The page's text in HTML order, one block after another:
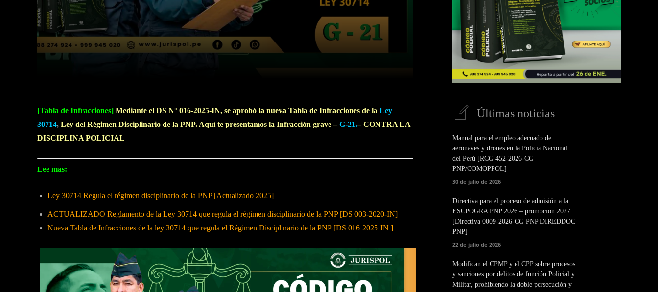
[Tabla de Infracciones] Mediante el DS N° 016-2025-IN, se aprobó la nueva Tabla de Infracciones de la Ley
30714, Ley del Régimen Disciplinario de la PNP. Aquí te presentamos la Infracción grave – G-21.– CONTRA LA
DISCIPLINA POLICIAL
Lee más:
Ley 30714 Regula el régimen disciplinario de la PNP [Actualizado 2025]
ACTUALIZADO Reglamento de la Ley 30714 que regula el régimen disciplinario de la PNP [DS 003-2020-IN]
Nueva Tabla de Infracciones de la ley 30714 que regula el Régimen Disciplinario de la PNP [DS 016-2025-IN ]
Últimas noticias
Manual para el empleo adecuado de
aeronaves y drones en la Policía Nacional
del Perú [RCG 452-2026-CG
PNP/COMOPPOL]
30 de julio de 2026
Directiva para el proceso de admisión a la
ESCPOGRA PNP 2026 – promoción 2027
[Directiva 0009-2026-CG PNP DIREDDOC
PNP]
22 de julio de 2026
Modifican el CPMP y el CPP sobre procesos
y sanciones por delitos de función Policial y
Militar, prohibiendo la doble persecución y